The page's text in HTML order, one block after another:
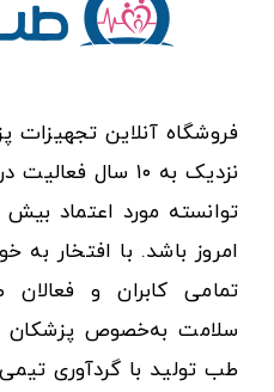
فروشگاه آنلاین تجهیزات
نزدیک به ۱۰ سال
امروز باشد. با افتخار به
تمامی کابران و
سلامت به‌خصوص پزشکان
طب تولید با گردآوری